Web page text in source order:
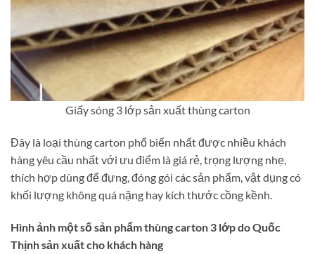
Giấy sóng 3 lớp sản xuất thùng carton
Đây là loại thùng carton phổ biến nhất được nhiều khách
hàng yêu cầu nhất với ưu điểm là giá rẻ, trọng lượng nhẹ,
thích hợp dùng để đựng, đóng gói các sản phẩm, vật dụng có
khối lượng không quá nặng hay kích thước cồng kềnh.
Hình ảnh một số sản phẩm thùng carton 3 lớp do Quốc
Thịnh sản xuất cho khách hàng